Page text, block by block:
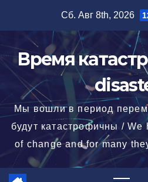
содержимому
Сб. Авг 8th, 2026
Время
Мы вошли в период
будут катастрофичны /
of change and for many